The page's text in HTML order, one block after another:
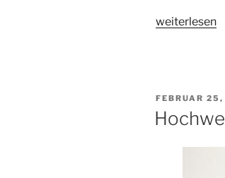
„Dosendeckel
wieder
verschließen“
weiterlesen
FEBRUAR